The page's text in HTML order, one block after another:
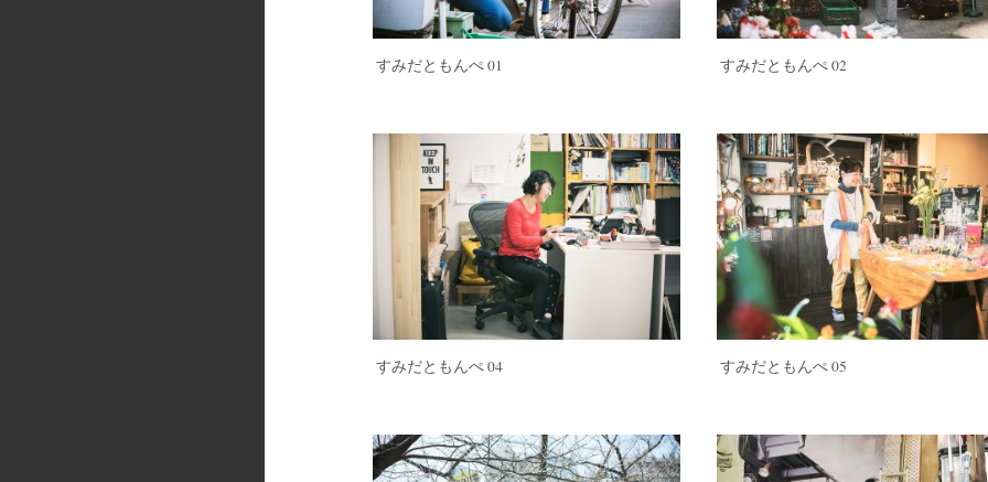
すみだともんぺ 01 すみだともんぺ 02
すみだともんぺ 04 すみだともんぺ 05